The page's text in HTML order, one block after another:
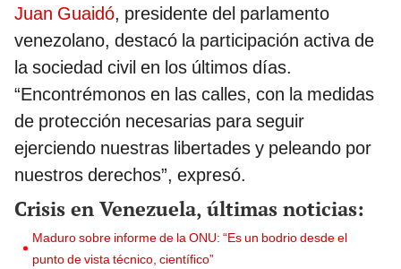
Juan Guaidó, presidente del parlamento
venezolano, destacó la participación activa de
la sociedad civil en los últimos días.
“Encontrémonos en las calles, con la medidas
de protección necesarias para seguir
ejerciendo nuestras libertades y peleando por
nuestros derechos”, expresó.
Crisis en Venezuela, últimas noticias:
Maduro sobre informe de la ONU: “Es un bodrio desde el
punto de vista técnico, científico”